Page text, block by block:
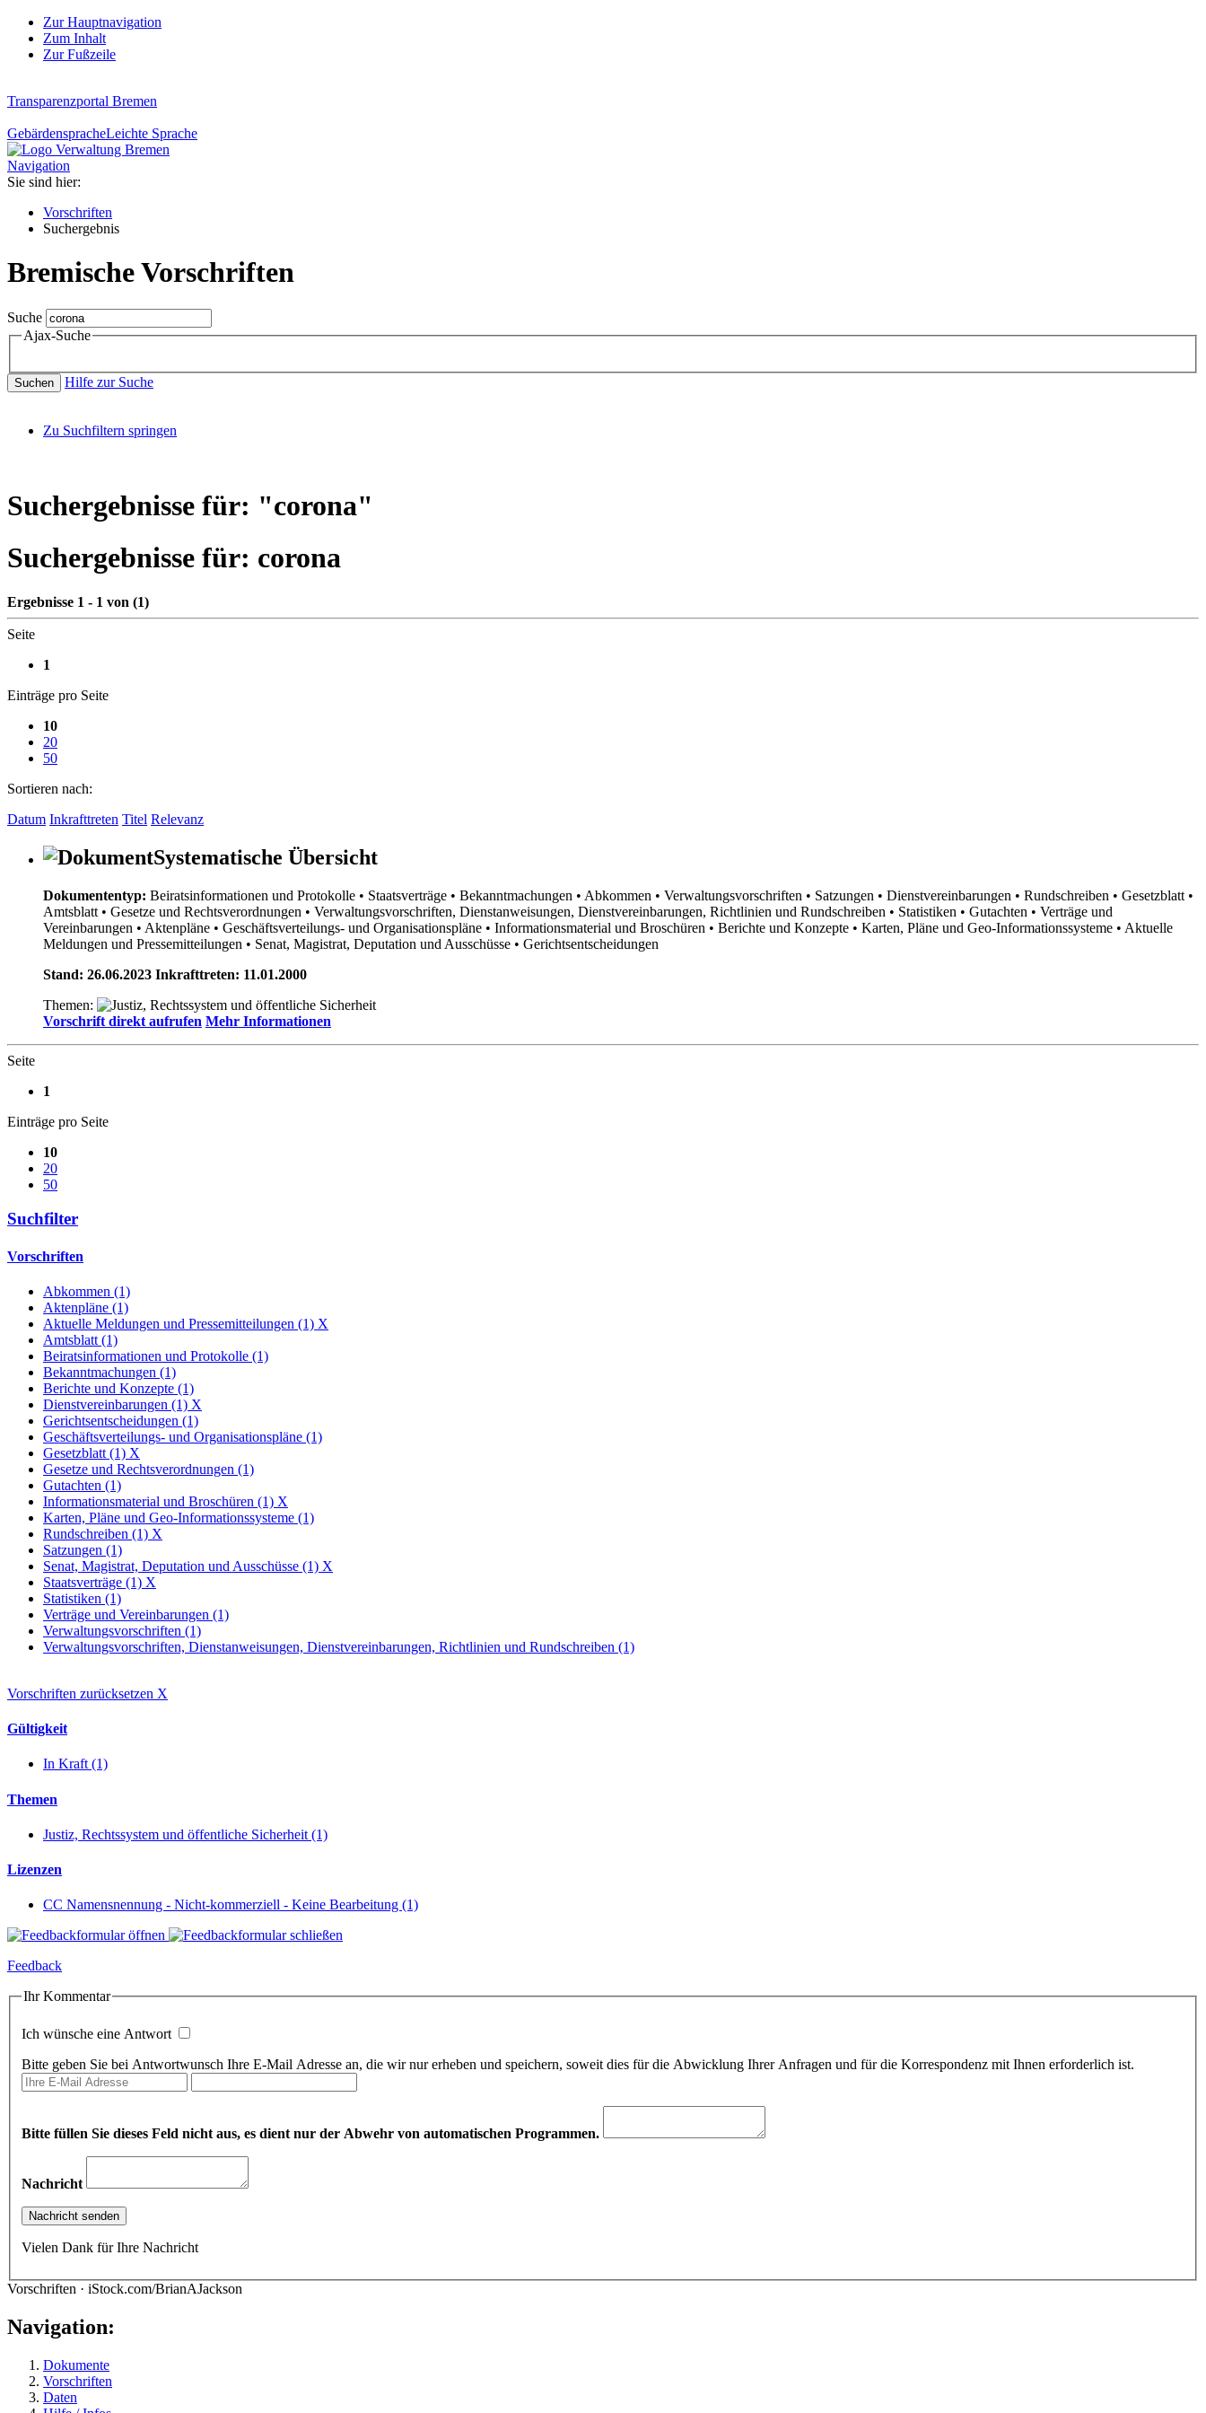
Zur Hauptnavigation
Zum Inhalt
Zur Fußzeile
Transparenzportal Bremen
GebärdenspracheLeichte Sprache
Navigation
Sie sind hier:
Vorschriften
Suchergebnis
Bremische Vorschriften
Suche
Ajax-Suche
Suchen Hilfe zur Suche
Zu Suchfiltern springen
Suchergebnisse für: "corona"
Suchergebnisse für: corona
Ergebnisse 1 - 1 von (1)
Seite
1
Einträge pro Seite
10
20
50
Sortieren nach:
Datum Inkrafttreten Titel Relevanz
Systematische Übersicht
Dokumententyp: Beiratsinformationen und Protokolle • Staatsverträge • Bekanntmachungen • Abkommen • Verwaltungsvorschriften • Satzungen • Dienstvereinbarungen • Rundschreiben • Gesetzblatt •
Amtsblatt • Gesetze und Rechtsverordnungen • Verwaltungsvorschriften, Dienstanweisungen, Dienstvereinbarungen, Richtlinien und Rundschreiben • Statistiken • Gutachten • Verträge und
Vereinbarungen • Aktenpläne • Geschäftsverteilungs- und Organisationspläne • Informationsmaterial und Broschüren • Berichte und Konzepte • Karten, Pläne und Geo-Informationssysteme • Aktuelle
Meldungen und Pressemitteilungen • Senat, Magistrat, Deputation und Ausschüsse • Gerichtsentscheidungen
Stand: 26.06.2023 Inkrafttreten: 11.01.2000
Themen:
Vorschrift direkt aufrufen Mehr Informationen
Seite
1
Einträge pro Seite
10
20
50
Suchfilter
Vorschriften
Abkommen (1)
Aktenpläne (1)
Aktuelle Meldungen und Pressemitteilungen (1) X
Amtsblatt (1)
Beiratsinformationen und Protokolle (1)
Bekanntmachungen (1)
Berichte und Konzepte (1)
Dienstvereinbarungen (1) X
Gerichtsentscheidungen (1)
Geschäftsverteilungs- und Organisationspläne (1)
Gesetzblatt (1) X
Gesetze und Rechtsverordnungen (1)
Gutachten (1)
Informationsmaterial und Broschüren (1) X
Karten, Pläne und Geo-Informationssysteme (1)
Rundschreiben (1) X
Satzungen (1)
Senat, Magistrat, Deputation und Ausschüsse (1) X
Staatsverträge (1) X
Statistiken (1)
Verträge und Vereinbarungen (1)
Verwaltungsvorschriften (1)
Verwaltungsvorschriften, Dienstanweisungen, Dienstvereinbarungen, Richtlinien und Rundschreiben (1)
Vorschriften zurücksetzen X
Gültigkeit
In Kraft (1)
Themen
Justiz, Rechtssystem und öffentliche Sicherheit (1)
Lizenzen
CC Namensnennung - Nicht-kommerziell - Keine Bearbeitung (1)
Feedback
Ihr Kommentar
Ich wünsche eine Antwort
Bitte geben Sie bei Antwortwunsch Ihre E-Mail Adresse an, die wir nur erheben und speichern, soweit dies für die Abwicklung Ihrer Anfragen und für die Korrespondenz mit Ihnen erforderlich ist.
Bitte füllen Sie dieses Feld nicht aus, es dient nur der Abwehr von automatischen Programmen.
Nachricht
Vielen Dank für Ihre Nachricht
Vorschriften · iStock.com/BrianAJackson
Navigation:
Dokumente
Vorschriften
Daten